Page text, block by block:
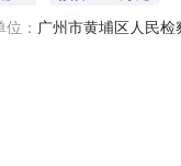
： 广州市⻩埔区人民检